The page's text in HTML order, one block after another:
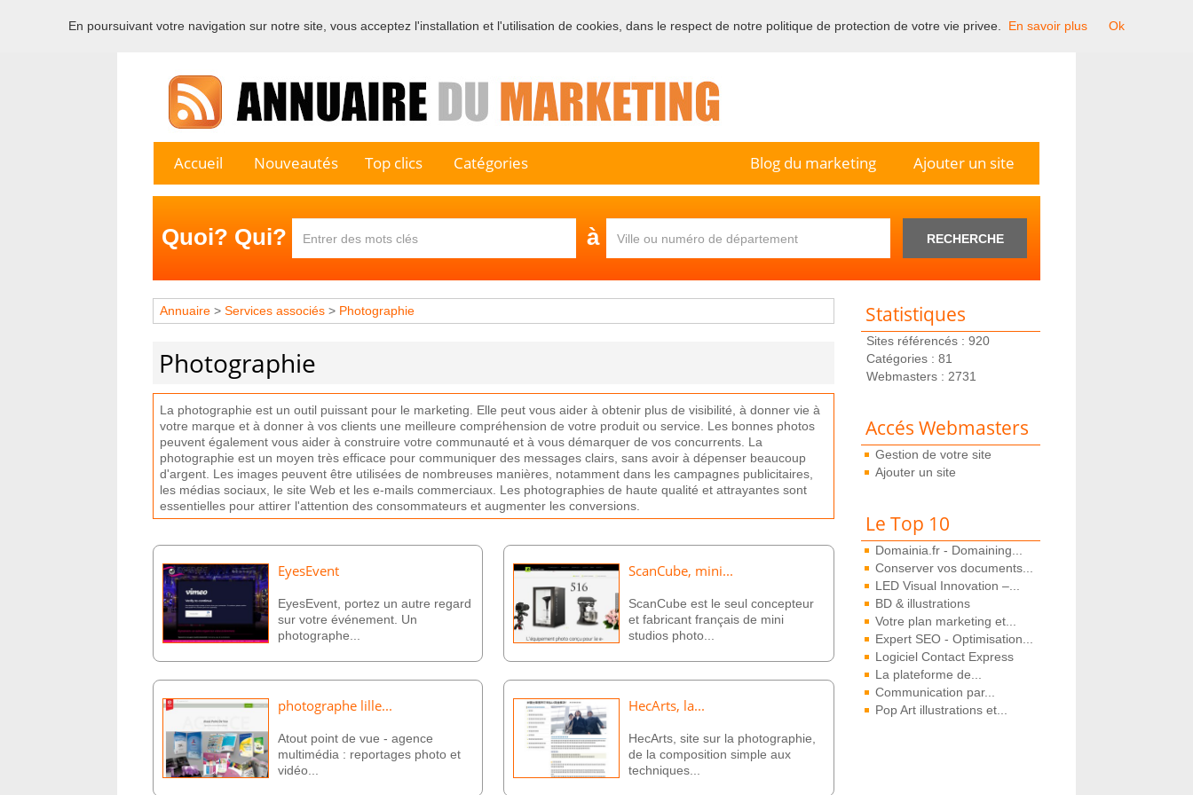
Bienvenue sur l'annuaire professionnel du marketing et de la communication en France.
Accueil Nouveautés Top clics Catégories Ajouter un site
Blog du marketing
Quoi? Qui? à RECHERCHE
Statistiques
Sites référencés : 920
Catégories : 81
Webmasters : 2731
Accés Webmasters
Gestion de votre site
Ajouter un site
Le Top 10
Domainia.fr - Domaining...
Conserver vos documents...
LED Visual Innovation –...
BD & illustrations
Votre plan marketing et...
Expert SEO - Optimisation...
Logiciel Contact Express
La plateforme de...
Communication par...
Pop Art illustrations et...
Annuaire > Services associés > Photographie
Photographie
La photographie est un outil puissant pour le marketing Elle peut vous aider à obtenir plus de visibilité à donner vie à
votre marque et à donner à vos clients une meilleure compréhension de votre produit ou service Les bonnes photos
peuvent également vous aider à construire votre communauté et à vous démarquer de vos concurrents La
photographie est un moyen très efficace pour communiquer des messages clairs sans avoir à dépenser beaucoup
d'argent Les images peuvent être utilisées de nombreuses manières notamment dans les campagnes publicitaires
les médias sociaux le site Web et les e-mails commerciaux Les photographies de haute qualité et attrayantes sont
essentielles pour attirer l'attention des consommateurs et augmenter les conversions
EyesEvent
EyesEvent, portez un autre regard
sur votre événement. Un
photographe...
ScanCube, mini...
ScanCube est le seul concepteur
et fabricant français de mini
studios photo...
photographe lille...
Atout point de vue - agence
multimédia : reportages photo et
vidéo...
HecArts, la...
HecArts, site sur la photographie,
de la composition simple aux
techniques...
En poursuivant votre navigation sur notre site, vous acceptez l'installation et l'utilisation de cookies, dans le respect de notre politique de protection de votre vie privee. En savoir plus Ok